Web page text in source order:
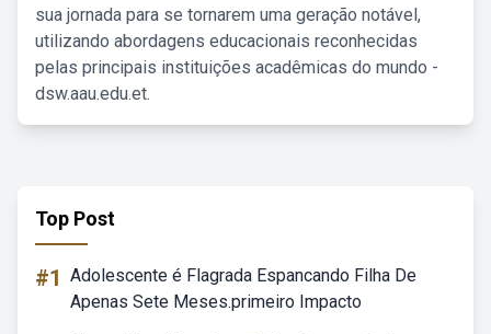
sua jornada para se tornarem uma geração notável,
utilizando abordagens educacionais reconhecidas
pelas principais instituições acadêmicas do mundo -
dsw.aau.edu.et.
Top Post
#1 Adolescente é Flagrada Espancando Filha De
Apenas Sete Meses.primeiro Impacto